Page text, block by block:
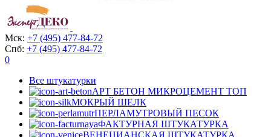
Мск: +7 (495) 477-84-72
Спб: +7 (495) 477-84-72
0
Все штукатурки
АРТ БЕТОН МИКРОЦЕМЕНТ ТОП
МОКРЫЙ ШЕЛК
ПЕРЛАМУТРОВЫЙ ПЕСОК
ФАКТУРНАЯ ШТУКАТУРКА
ВЕНЕЦИАНСКАЯ ШТУКАТУРКА